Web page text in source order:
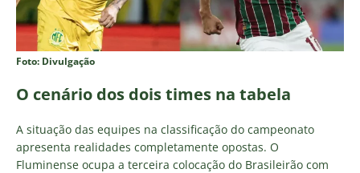
Foto: Divulgação
O cenário dos dois times na tabela
A situação das equipes na classificação do campeonato
apresenta realidades completamente opostas. O
Fluminense ocupa a terceira colocação do Brasileirão com